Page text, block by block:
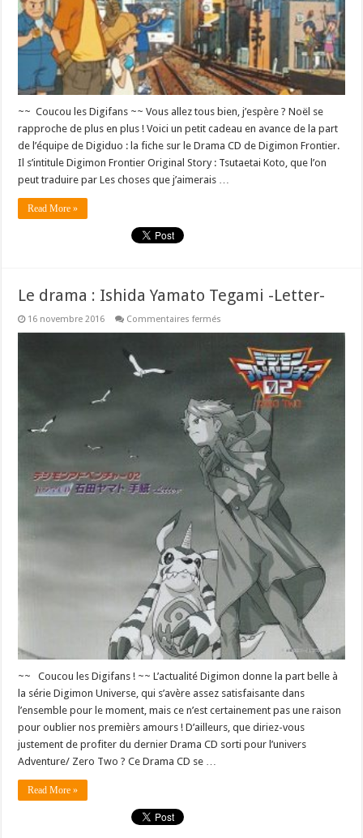
~~ Coucou les Digifans ~~ Vous allez tous bien, j’espère ? Noël se
rapproche de plus en plus ! Voici un petit cadeau en avance de la part
de l’équipe de Digiduo : la fiche sur le Drama CD de Digimon Frontier.
Il s’intitule Digimon Frontier Original Story : Tsutaetai Koto, que l’on
peut traduire par Les choses que j’aimerais …
Read More »
Le drama : Ishida Yamato Tegami -Letter-
16 novembre 2016 Commentaires fermés
Ishida
Yamato
Tegami
Letter-
~~ Coucou les Digifans ! ~~ L’actualité Digimon donne la part belle à
la série Digimon Universe, qui s’avère assez satisfaisante dans
l’ensemble pour le moment, mais ce n’est certainement pas une raison
pour oublier nos premièrs amours ! D’ailleurs, que diriez-vous
justement de profiter du dernier Drama CD sorti pour l’univers
Adventure/ Zero Two ? Ce Drama CD se …
Read More »